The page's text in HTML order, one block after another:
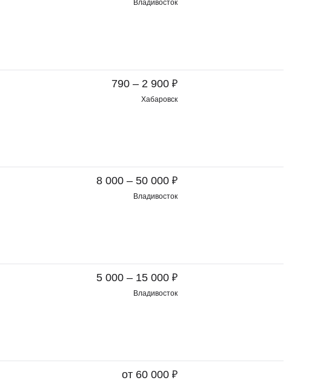
Владивосток
790 – 2 900 ₽
Хабаровск
8 000 – 50 000 ₽
Владивосток
5 000 – 15 000 ₽
Владивосток
от 60 000 ₽